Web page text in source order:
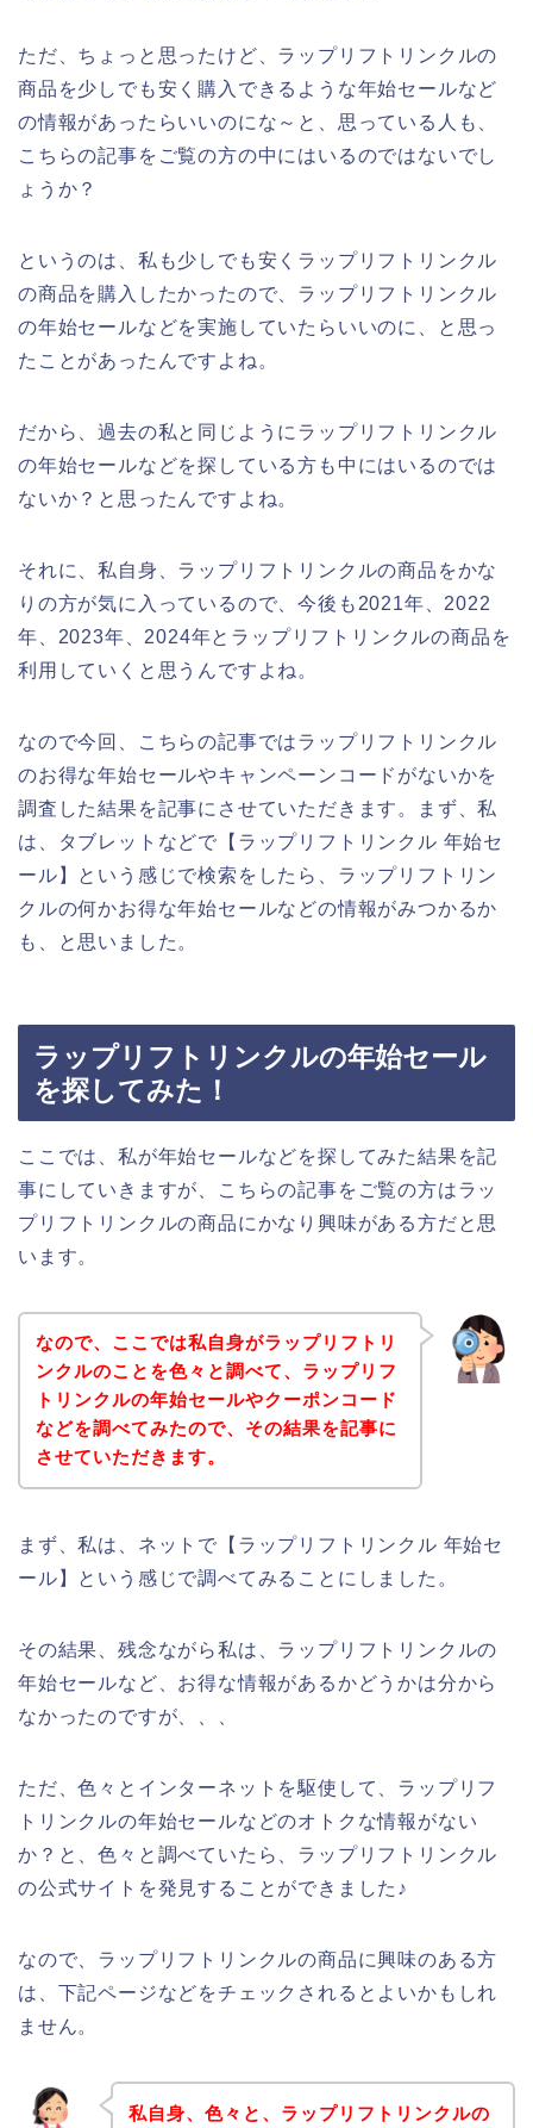
ただ、ちょっと思ったけど、ラップリフトリンクルの
商品を少しでも安く購入できるような年始セールなど
の情報があったらいいのにな～と、思っている人も、
こちらの記事をご覧の方の中にはいるのではないでし
ょうか？
というのは、私も少しでも安くラップリフトリンクル
の商品を購入したかったので、ラップリフトリンクル
の年始セールなどを実施していたらいいのに、と思っ
たことがあったんですよね。
だから、過去の私と同じようにラップリフトリンクル
の年始セールなどを探している方も中にはいるのでは
ないか？と思ったんですよね。
それに、私自身、ラップリフトリンクルの商品をかな
りの方が気に入っているので、今後も2021年、2022
年、2023年、2024年とラップリフトリンクルの商品を
利用していくと思うんですよね。
なので今回、こちらの記事ではラップリフトリンクル
のお得な年始セールやキャンペーンコードがないかを
調査した結果を記事にさせていただきます。まず、私
は、タブレットなどで【ラップリフトリンクル 年始セ
ール】という感じで検索をしたら、ラップリフトリン
クルの何かお得な年始セールなどの情報がみつかるか
も、と思いました。
ラップリフトリンクルの年始セール
を探してみた！
ここでは、私が年始セールなどを探してみた結果を記
事にしていきますが、こちらの記事をご覧の方はラッ
プリフトリンクルの商品にかなり興味がある方だと思
います。
なので、ここでは私自身がラップリフトリ
ンクルのことを色々と調べて、ラップリフ
トリンクルの年始セールやクーポンコード
などを調べてみたので、その結果を記事に
させていただきます。
まず、私は、ネットで【ラップリフトリンクル 年始セ
ール】という感じで調べてみることにしました。
その結果、残念ながら私は、ラップリフトリンクルの
年始セールなど、お得な情報があるかどうかは分から
なかったのですが、、、
ただ、色々とインターネットを駆使して、ラップリフ
トリンクルの年始セールなどのオトクな情報がない
か？と、色々と調べていたら、ラップリフトリンクル
の公式サイトを発見することができました♪
なので、ラップリフトリンクルの商品に興味のある方
は、下記ページなどをチェックされるとよいかもしれ
ません。
私自身、色々と、ラップリフトリンクルの